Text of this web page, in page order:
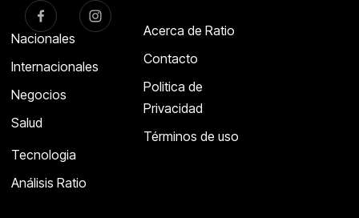
Nacionales
Internacionales
Negocios
Salud
Tecnologia
Análisis Ratio
Acerca de Ratio
Contacto
Politica de
Privacidad
Términos de uso